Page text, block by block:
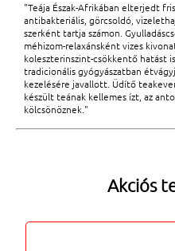
"Teája Észak-Afrikában elterjedt
antibakteriális, görcsoldó,
szerként tartja számon.
méhizom-relaxánsként vizes
koleszterinszint-csökkentő hatást
tradicionális gyógyászatban
kezelésére javallott. Üdítő
készült teának kellemes ízt, az
kölcsönöznek."
Akciós